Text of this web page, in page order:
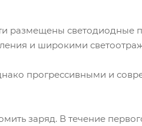
размещены светодиодные
и широкими
прогрессивными и
заряд. В течение